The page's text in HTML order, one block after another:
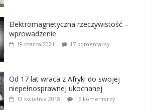
Elektromagnetyczna rzeczywistość –
wprowadzenie
19 marca 2021 17 komentarzy
Od 17 lat wraca z Afryki do swojej
niepełnosprawnej ukochanej
19 kwietnia 2018 16 komentarzy